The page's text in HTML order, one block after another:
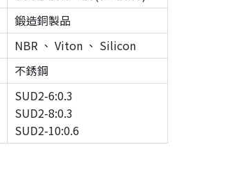
鍛造銅製品
NBR 、 Viton 、 Silicon
不銹鋼
SUD2-6:0.3
SUD2-8:0.3
SUD2-10:0.6